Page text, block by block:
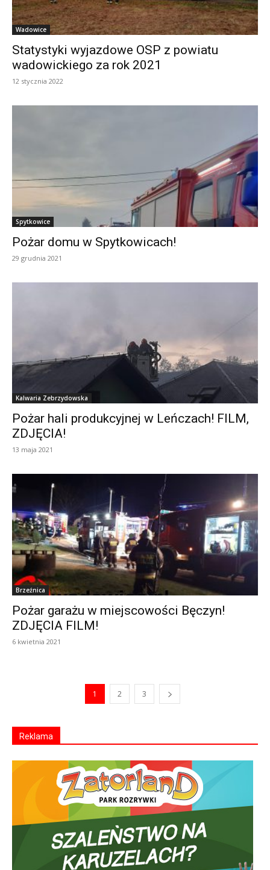
Wadowice
Statystyki wyjazdowe OSP z powiatu
wadowickiego za rok 2021
12 stycznia 2022
Spytkowice
Pożar domu w Spytkowicach!
29 grudnia 2021
Kalwaria Zebrzydowska
Pożar hali produkcyjnej w Leńczach! FILM,
ZDJĘCIA!
13 maja 2021
Brzeźnica
Pożar garażu w miejscowości Bęczyn!
ZDJĘCIA FILM!
6 kwietnia 2021
1 2 3
Reklama